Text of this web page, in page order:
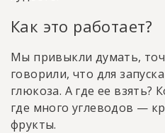
Как это работает?
Мы привыкли думать,
говорили, что для
глюкоза. А где ее взять?
где много углеводов —
фрукты.